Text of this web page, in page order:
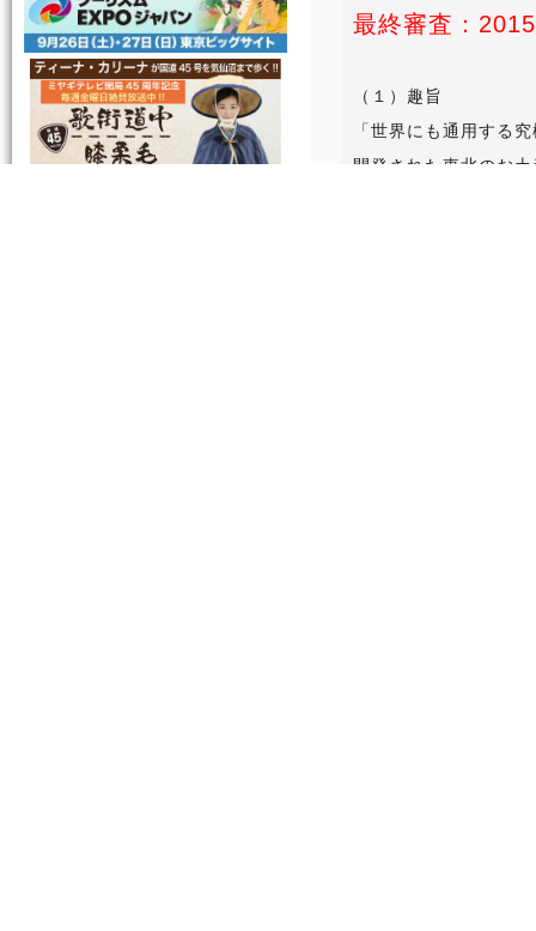
最終審査：
（１）趣旨
「世界にも通用する
開発された東北のお